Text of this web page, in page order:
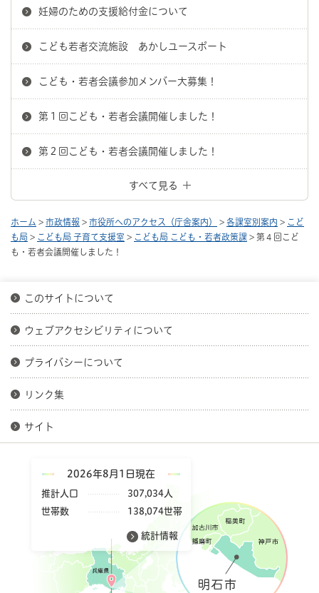
妊婦のための支援給付金について
こども若者交流施設 あかしユースポート
こども・若者会議参加メンバー大募集！
第１回こども・若者会議開催しました！
第２回こども・若者会議開催しました！
すべて見る
ホーム > 市政情報 > 市役所へのアクセス（庁舎案内） > 各課室別案内 > こど
も局 > こども局 子育て支援室 > こども局 こども・若者政策課 > 第４回こど
も・若者会議開催しました！
このサイトについて
ウェブアクセシビリティについて
プライバシーについて
リンク集
サイト
2026年8月1日現在
推計人口
307,034人
世帯数
138,074世帯
統計情報